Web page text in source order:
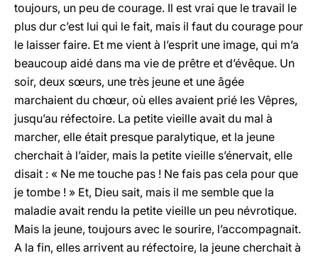
toujours, un peu de courage. Il est vrai que le travail le
plus dur c’est lui qui le fait, mais il faut du courage pour
le laisser faire. Et me vient à l’esprit une image, qui m’a
beaucoup aidé dans ma vie de prêtre et d’évêque. Un
soir, deux sœurs, une très jeune et une âgée
marchaient du chœur, où elles avaient prié les Vêpres,
jusqu’au réfectoire. La petite vieille avait du mal à
marcher, elle était presque paralytique, et la jeune
cherchait à l’aider, mais la petite vieille s’énervait, elle
disait : « Ne me touche pas ! Ne fais pas cela pour que
je tombe ! » Et, Dieu sait, mais il me semble que la
maladie avait rendu la petite vieille un peu névrotique.
Mais la jeune, toujours avec le sourire, l’accompagnait.
A la fin, elles arrivent au réfectoire, la jeune cherchait à